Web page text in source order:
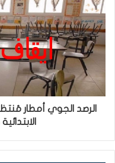
الرصد الجوي أمطار